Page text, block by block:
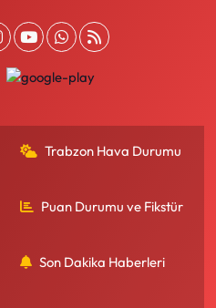
Trabzon Hava Durumu
Puan Durumu ve Fikstür
Son Dakika Haberleri